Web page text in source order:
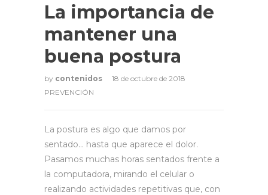
La importancia de
mantener una
buena postura
by contenidos
18 de octubre de 2018
PREVENCIÓN
La postura es algo que damos por
sentado… hasta que aparece el dolor.
Pasamos muchas horas sentados frente a
la computadora, mirando el celular o
realizando actividades repetitivas que, con